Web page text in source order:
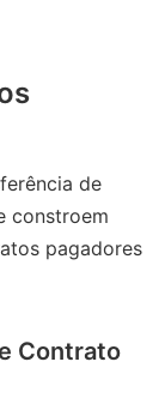
de
constroem
pagadores
Contrato